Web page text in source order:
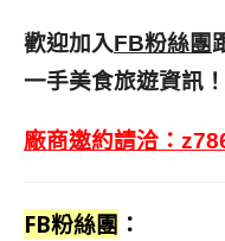
歡迎加入FB粉絲團
一手美食旅遊資訊！
廠商邀約請洽：
FB粉絲團 ：